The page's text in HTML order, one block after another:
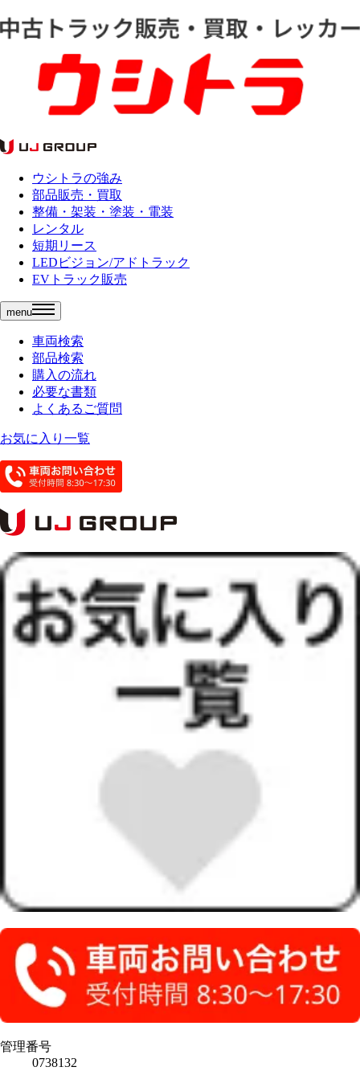
ウシトラの強み
部品販売・買取
整備・架装・塗装・電装
レンタル
短期リース
LEDビジョン/アドトラック
EVトラック販売
menu
車両検索
部品検索
購入の流れ
必要な書類
よくあるご質問
お気に入り一覧
管理番号
0738132